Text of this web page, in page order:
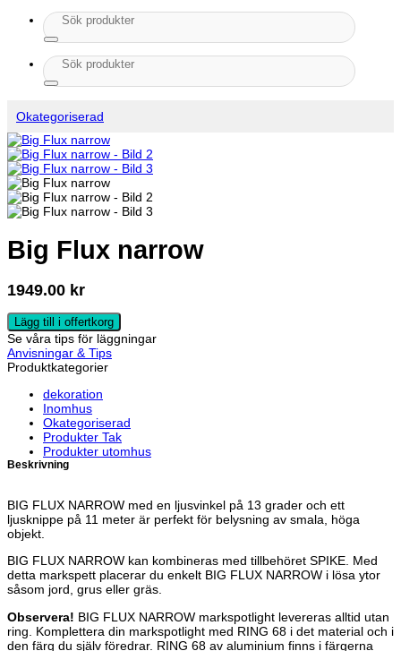
Sök
efter:
Sök
efter:
Okategoriserad
Big Flux narrow
1949.00 kr
Lägg till i offertkorg
Se våra tips för läggningar
Anvisningar & Tips
Produktkategorier
dekoration
Inomhus
Okategoriserad
Produkter Tak
Produkter utomhus
Beskrivning
BIG FLUX NARROW med en ljusvinkel på 13 grader och ett
ljusknippe på 11 meter är perfekt för belysning av smala, höga
objekt.
BIG FLUX NARROW kan kombineras med tillbehöret SPIKE. Med
detta markspett placerar du enkelt BIG FLUX NARROW i lösa ytor
såsom jord, grus eller gräs.
Observera! BIG FLUX NARROW markspotlight levereras alltid utan
ring. Komplettera din markspotlight med RING 68 i det material och i
den färg du själv föredrar. RING 68 av aluminium finns i färgerna